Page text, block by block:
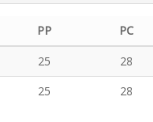
PP PC
25 28
25 28